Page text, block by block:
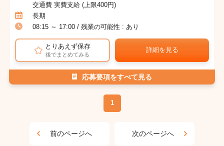
交通費 実費支給 (上限400円)
長期
08:15 ～ 17:00 / 残業の可能性 : あり
とりあえず保存
後でまとめてみる
詳細を見る
応募要項をすべて見る
1
前のページへ 次のページへ